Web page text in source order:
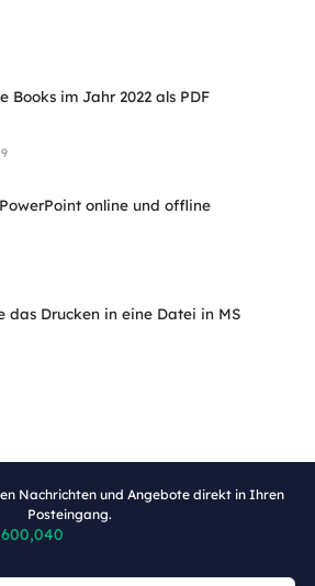
Books im Jahr 2022 als PDF
online und offline
das Drucken in eine Datei in MS
Nachrichten und Angebote direkt in Ihren
Posteingang.